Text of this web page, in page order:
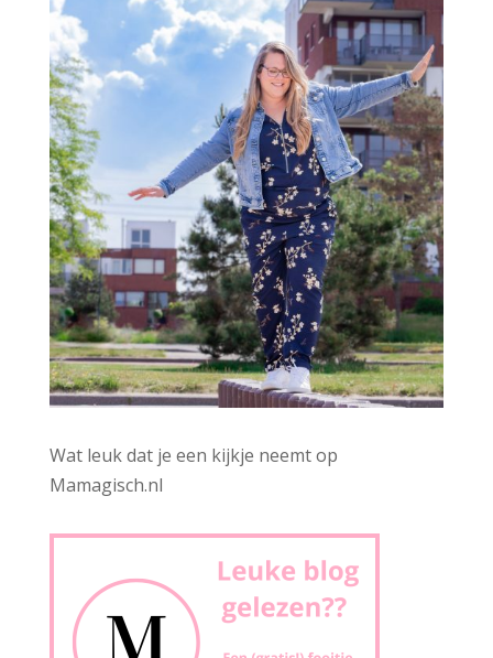
e
:
Wat leuk dat je een kijkje neemt op
Mamagisch.nl